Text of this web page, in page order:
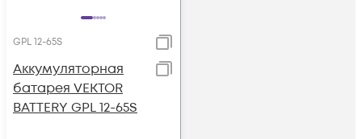
GPL 12-65S
Аккумуляторная
батарея VEKTOR
BATTERY GPL 12-65S